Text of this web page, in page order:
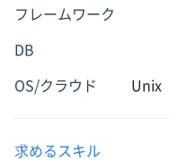
フレームワーク
DB
OS/クラウド Unix
求めるスキル